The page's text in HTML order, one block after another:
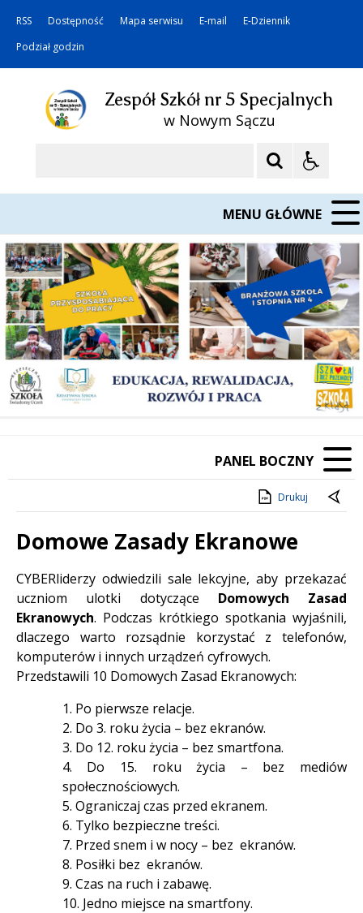
RSS Dostępność Mapa serwisu E-mail
E-Dziennik
Podział godzin
Zespół Szkół nr 5 Specjalnych
w Nowym Sączu
MENU GŁÓWNE
PANEL BOCZNY
Drukuj
Domowe Zasady Ekranowe
Treść
CYBERliderzy odwiedzili sale lekcyjne, aby przekazać
uczniom ulotki dotyczące Domowych Zasad
Ekranowych. Podczas krótkiego spotkania wyjaśnili,
dlaczego warto rozsądnie korzystać z telefonów,
komputerów i innych urządzeń cyfrowych.
Przedstawili 10 Domowych Zasad Ekranowych:
1. Po pierwsze relacje.
2. Do 3. roku życia – bez ekranów.
3. Do 12. roku życia – bez smartfona.
4. Do 15. roku życia – bez mediów
społecznościowych.
5. Ograniczaj czas przed ekranem.
6. Tylko bezpieczne treści.
7. Przed snem i w nocy – bez ekranów.
8. Posiłki bez ekranów.
9. Czas na ruch i zabawę.
10. Jedno miejsce na smartfony.